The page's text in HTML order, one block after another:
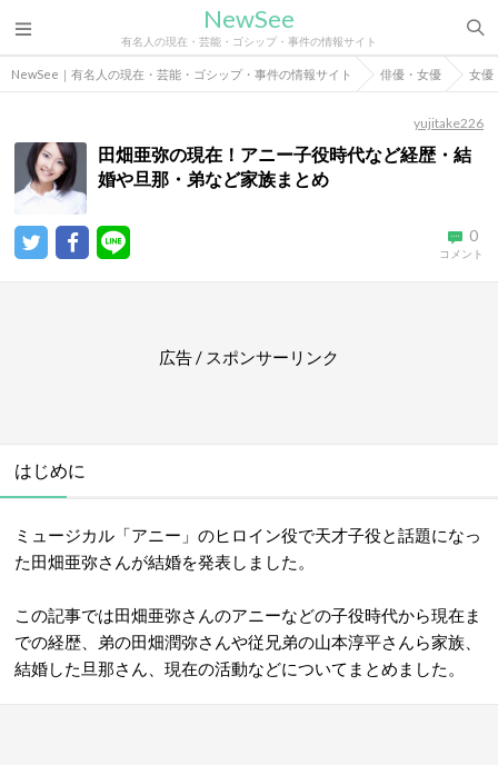
NewSee
有名人の現在・芸能・ゴシップ・事件の情報サイト
NewSee｜有名人の現在・芸能・ゴシップ・事件の情報サイト 俳優・女優 女優
yujitake226
田畑亜弥の現在！アニー子役時代など経歴・結
婚や旦那・弟など家族まとめ
0
コメント
広告 / スポンサーリンク
はじめに
ミュージカル「アニー」のヒロイン役で天才子役と話題になっ
た田畑亜弥さんが結婚を発表しました。
この記事では田畑亜弥さんのアニーなどの子役時代から現在ま
での経歴、弟の田畑潤弥さんや従兄弟の山本淳平さんら家族、
結婚した旦那さん、現在の活動などについてまとめました。